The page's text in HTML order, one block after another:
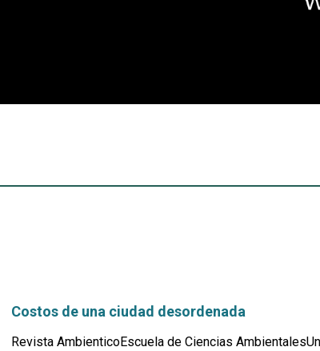
Costos de una ciudad desordenada
Revista AmbienticoEscuela de Ciencias